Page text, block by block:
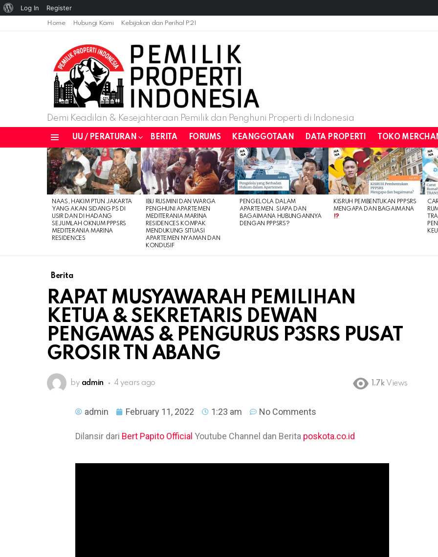
Home Hubungi Kami Kebijakan dan Perihal P2I
Demi Keadilan & Kesejahteraan Pemilik dan Penghuni Properti di Indonesia
UU / PERATURAN BERITA FORUMS KEANGGOTAAN DATA PROPERTI TOKO
LATEST
STORIES
NAAS, HAKIM PTUN JAKARTA
YANG AKAN SIDANG PS DI
USIR DAN DI HADANG
SEJUMLAH OKNUM PPPSRS
MEDITERANIA MARINA
RESIDENCES
IBU RUSMINI DAN WARGA
PENGHUNI APARTEMEN
MEDITERANIA MARINA
RESIDENCES KOMPAK
MENDUKUNG SITUASI
APARTEMEN NYAMAN DAN
KONDUSIF
PENGELOLA DALAM
APARTEMEN. SIAPA DAN
BAGAIMANA HUBUNGANNYA
DENGAN PPPSRS?
KISRUH PEMBENTUKAN PPPSRS
MENGAPA DAN BAGAIMANA
Berita
RAPAT MUSYAWARAH PEMILIHAN
KETUA & SEKRETARIS DEWAN
PENGAWAS & PENGURUS P3SRS PUSAT
GROSIR TN ABANG
by admin 4 years ago 1.7k Views
admin February 11, 2022 1:23 am No Comments
Dilansir dari Bert Papito Official Youtube Channel dan Berita poskota.co.id
Log In Register